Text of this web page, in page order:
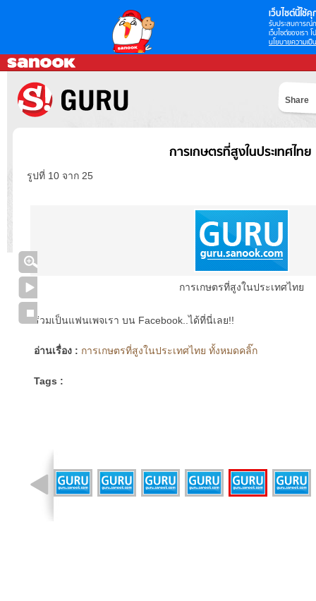
เว็บไซต์นี้ใช้คุ
รับประสบการณ์
เว็บไซต์ของเรา
นโยบายความเป็
Share
การเกษตรที่สูงในประเทศไทย
รูปที่ 10 จาก 25
การเกษตรที่สูงในประเทศไทย
ร่วมเป็นแฟนเพจเรา บน Facebook..ได้ที่นี่เลย!!
อ่านเรื่อง : การเกษตรที่สูงในประเทศไทย ทั้งหมดคลิ๊ก
Tags :